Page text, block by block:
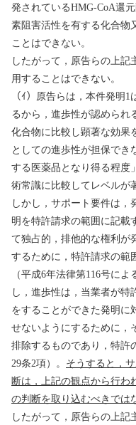
発されているHMG-CoA還
素阻害活性を有する化合物
ことはできない。
したがって，原告らの上記
用することはできない。
（ｲ）原告らは，本件発明 1
るから，進歩性が認められ
化合物に比較し顕著な効果
としての進歩性が担保でき
する医薬品となり得る程度
術常識に比較してレベルが
しかし，サポート要件は，
明を特許請求の範囲に記載
て独占的，排他的な権利が
するために，特許請求の範
（平成6年法律第116号によ
し，進歩性は，当業者が特
をすることができた発明に
せないようにするために，
排除するものであり，特許
29条2項）。 そうすると，
断は，上記の観点から行わ
の判断を取り込むべきでは
したがって，原告らの上記